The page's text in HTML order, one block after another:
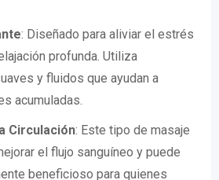
: Diseñado para aliviar el estrés
profunda. Utiliza
y fluidos que ayudan a
acumuladas.
Circulación: Este tipo de masaje
el flujo sanguíneo y puede
beneficioso para quienes